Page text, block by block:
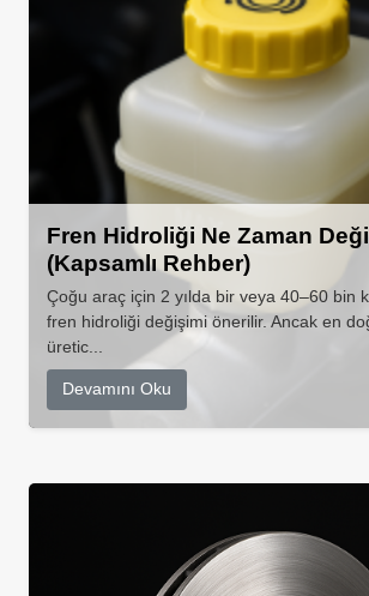
Fren Hidroliği Ne Zaman
(Kapsamlı Rehber)
Çoğu araç için 2 yılda bir veya 40–60 bin
fren hidroliği değişimi önerilir. Ancak en
üretic...
Devamını Oku